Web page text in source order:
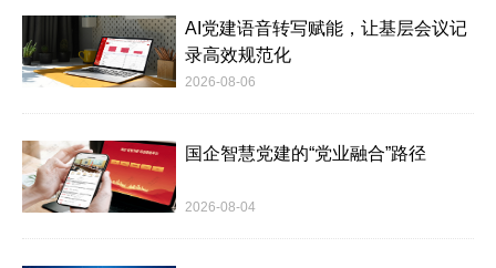
AI党建语音转写赋能，让基层会议记
录高效规范化
2026-08-06
国企智慧党建的“党业融合”路径
2026-08-04